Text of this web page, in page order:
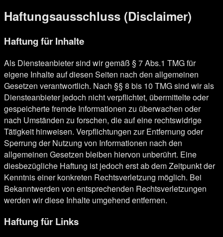
Haftungsausschluss (Disclaimer)
Haftung für Inhalte
Als Diensteanbieter sind wir gemäß § 7 Abs.1 TMG für
eigene Inhalte auf diesen Seiten nach den allgemeinen
Gesetzen verantwortlich. Nach §§ 8 bis 10 TMG sind wir als
Diensteanbieter jedoch nicht verpflichtet, übermittelte oder
gespeicherte fremde Informationen zu überwachen oder
nach Umständen zu forschen, die auf eine rechtswidrige
Tätigkeit hinweisen. Verpflichtungen zur Entfernung oder
Sperrung der Nutzung von Informationen nach den
allgemeinen Gesetzen bleiben hiervon unberührt. Eine
diesbezügliche Haftung ist jedoch erst ab dem Zeitpunkt der
Kenntnis einer konkreten Rechtsverletzung möglich. Bei
Bekanntwerden von entsprechenden Rechtsverletzungen
werden wir diese Inhalte umgehend entfernen.
Haftung für Links